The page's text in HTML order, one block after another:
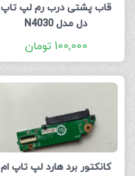
قاب پشتی درب رم لپ تاپ
دل مدل N4030
100,000 تومان
کانکتور برد هارد لپ تاپ ام